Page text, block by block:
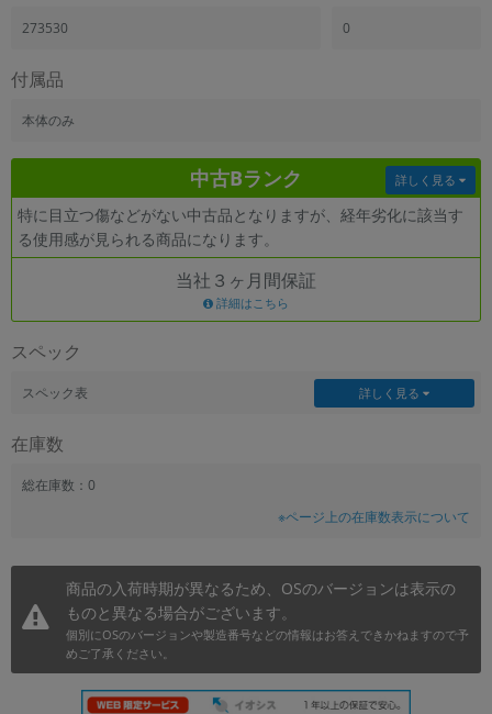
273530 0
付属品
本体のみ
中古Bランク
特に目立つ傷などがない中古品となりますが、経年劣化に該当す
る使用感が見られる商品になります。
詳しく見る
当社３ヶ月間保証
詳細はこちら
スペック
スペック表 詳しく見る
在庫数
総在庫数：0
※ページ上の在庫数表示について
商品の入荷時期が異なるため、OSのバージョンは表示の
ものと異なる場合がございます。
個別にOSのバージョンや製造番号などの情報はお答えできかねますので予
めご了承ください。
ドライブの絞り込み
ランク
CPU
CPUの絞り込み
価格